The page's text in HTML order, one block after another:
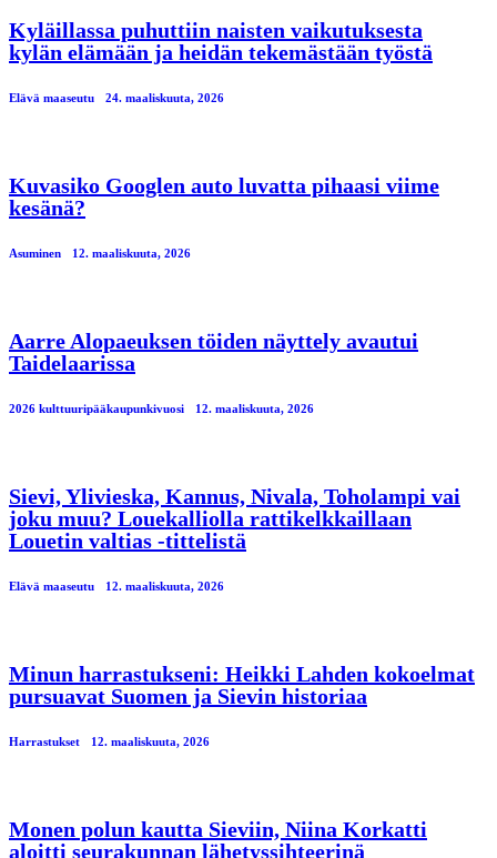
Kyläillassa puhuttiin naisten vaikutuksesta
kylän elämään ja heidän tekemästään työstä
Elävä maaseutu 24. maaliskuuta, 2026
Kuvasiko Googlen auto luvatta pihaasi viime
kesänä?
Asuminen 12. maaliskuuta, 2026
Aarre Alopaeuksen töiden näyttely avautui
Taidelaarissa
2026 kulttuuripääkaupunkivuosi 12. maaliskuuta, 2026
Sievi, Ylivieska, Kannus, Nivala, Toholampi vai
joku muu? Louekalliolla rattikelkkaillaan
Louetin valtias -tittelistä
Elävä maaseutu 12. maaliskuuta, 2026
Minun harrastukseni: Heikki Lahden kokoelmat
pursuavat Suomen ja Sievin historiaa
Harrastukset 12. maaliskuuta, 2026
Monen polun kautta Sieviin, Niina Korkatti
aloitti seurakunnan lähetyssihteerinä